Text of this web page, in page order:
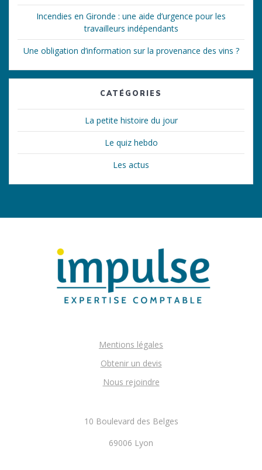
Incendies en Gironde : une aide d’urgence pour les
travailleurs indépendants
Une obligation d’information sur la provenance des vins ?
CATÉGORIES
La petite histoire du jour
Le quiz hebdo
Les actus
Mentions légales
Obtenir un devis
Nous rejoindre
10 Boulevard des Belges
69006 Lyon